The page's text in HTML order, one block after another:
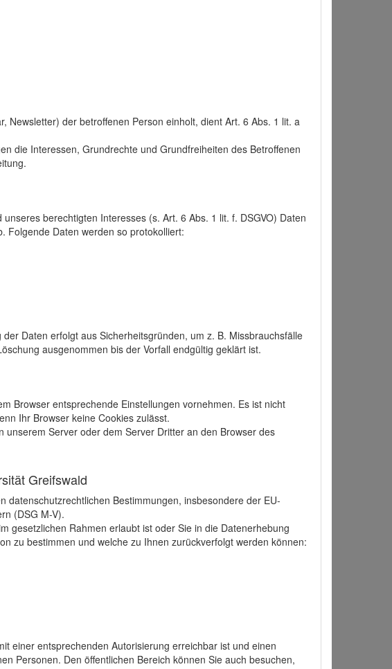
Newsletter) der betroffenen Person einholt, dient Art. 6 Abs. 1 lit. a
die Interessen, Grundrechte und Grundfreiheiten des Betroffenen
berechtigten Interesses (s. Art. 6 Abs. 1 lit. f. DSGVO) Daten
Folgende Daten werden so protokolliert:
Daten erfolgt aus Sicherheitsgründen, um z. B. Missbrauchsfälle
ausgenommen bis der Vorfall endgültig geklärt ist.
Browser entsprechende Einstellungen vornehmen. Es ist nicht
Ihr Browser keine Cookies zulässt.
Server oder dem Server Dritter an den Browser des
Greifswald
Bestimmungen, insbesondere der EU-
(DSG M-V).
gesetzlichen Rahmen erlaubt ist oder Sie in die Datenerhebung
zu bestimmen und welche zu Ihnen zurückverfolgt werden können:
einer entsprechenden Autorisierung erreichbar ist und einen
Personen. Den öffentlichen Bereich können Sie auch besuchen,